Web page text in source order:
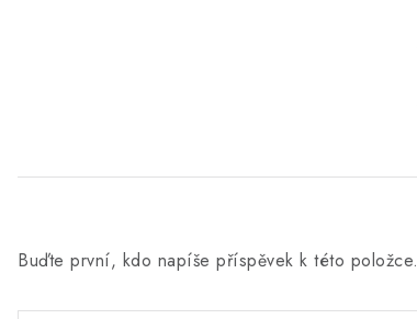
Buďte první, kdo napíše příspěvek k této položce.